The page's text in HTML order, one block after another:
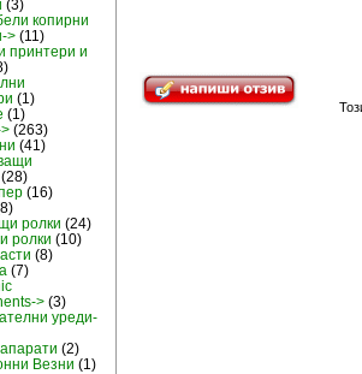
(3)
копирни
> (11)
принтери и
(1)
(1)
(263)
(41)
(28)
(16)
ролки (24)
ролки (10)
(8)
(7)
> (3)
уреди-
(2)
Везни (1)